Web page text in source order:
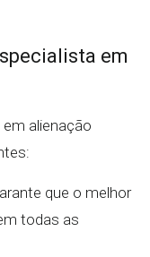
em
alienação
que o melhor
todas as